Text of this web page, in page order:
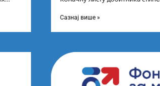
завршне
Сазнај више »